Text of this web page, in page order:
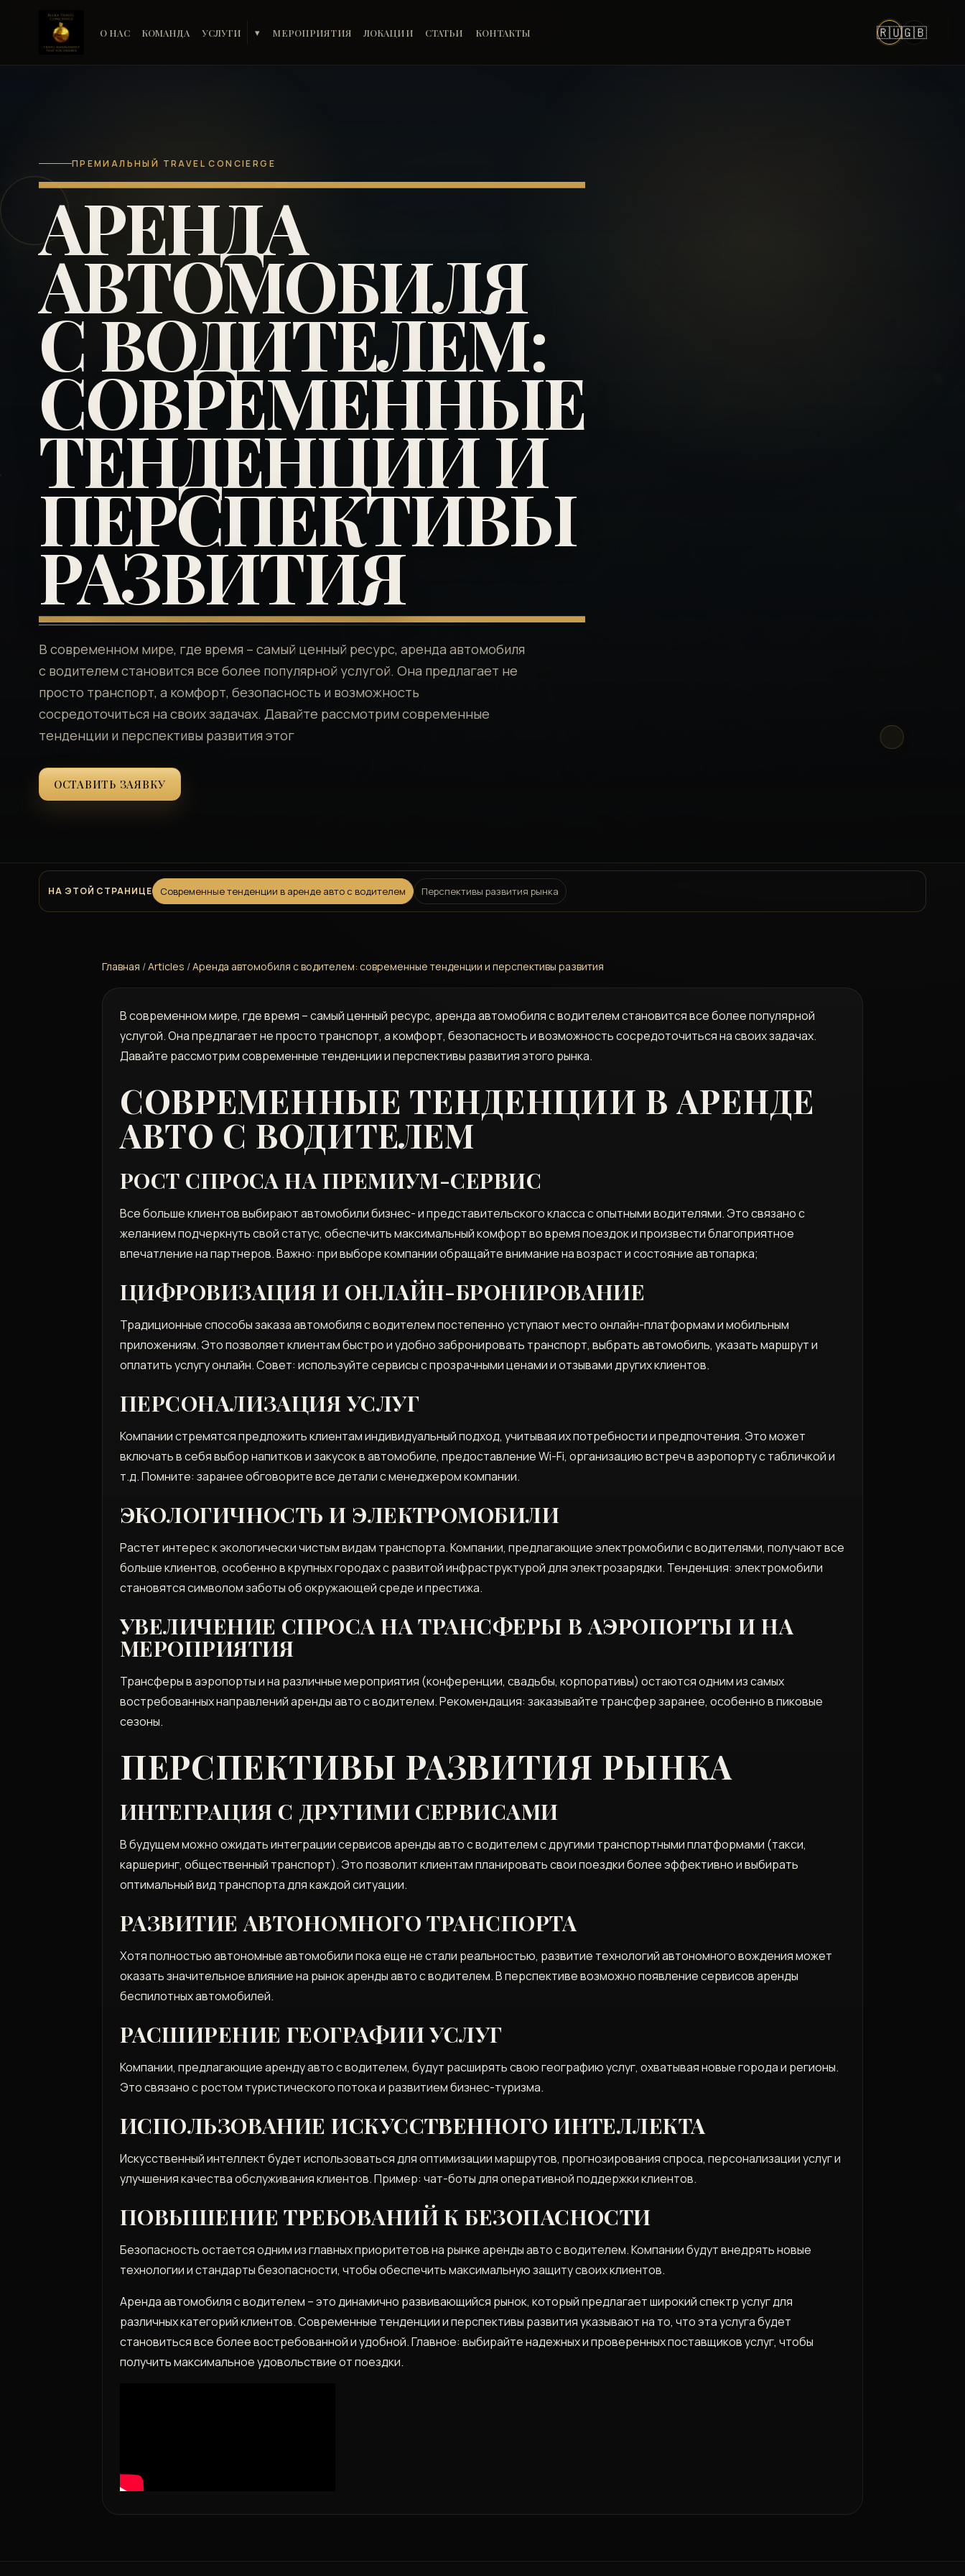
О НАС КОМАНДА УСЛУГИ ▾ МЕРОПРИЯТИЯ ЛОКАЦИИ СТАТЬИ КОНТАКТЫ 🇷🇺🇬🇧
ПРЕМИАЛЬНЫЙ TRAVEL CONCIERGE
АРЕНДА
АВТОМОБИЛЯ
С ВОДИТЕЛЕМ:
СОВРЕМЕННЫЕ
ТЕНДЕНЦИИ И
ПЕРСПЕКТИВЫ
РАЗВИТИЯ
В современном мире‚ где время – самый ценный ресурс‚ аренда автомобиля
с водителем становится все более популярной услугой. Она предлагает не
просто транспорт‚ а комфорт‚ безопасность и возможность
сосредоточиться на своих задачах. Давайте рассмотрим современные
тенденции и перспективы развития этог
ОСТАВИТЬ ЗАЯВКУ
НА ЭТОЙ СТРАНИЦЕ Современные тенденции в аренде авто с водителем Перспективы развития рынка
Главная /Articles /Аренда автомобиля с водителем: современные тенденции и перспективы развития
В современном мире‚ где время – самый ценный ресурс‚ аренда автомобиля с водителем становится все более популярной
услугой. Она предлагает не просто транспорт‚ а комфорт‚ безопасность и возможность сосредоточиться на своих задачах.
Давайте рассмотрим современные тенденции и перспективы развития этого рынка.
СОВРЕМЕННЫЕ ТЕНДЕНЦИИ В АРЕНДЕ
АВТО С ВОДИТЕЛЕМ
РОСТ СПРОСА НА ПРЕМИУМ-СЕРВИС
Все больше клиентов выбирают автомобили бизнес- и представительского класса с опытными водителями. Это связано с
желанием подчеркнуть свой статус‚ обеспечить максимальный комфорт во время поездок и произвести благоприятное
впечатление на партнеров. Важно: при выборе компании обращайте внимание на возраст и состояние автопарка;
ЦИФРОВИЗАЦИЯ И ОНЛАЙН-БРОНИРОВАНИЕ
Традиционные способы заказа автомобиля с водителем постепенно уступают место онлайн-платформам и мобильным
приложениям. Это позволяет клиентам быстро и удобно забронировать транспорт‚ выбрать автомобиль‚ указать маршрут и
оплатить услугу онлайн. Совет: используйте сервисы с прозрачными ценами и отзывами других клиентов.
ПЕРСОНАЛИЗАЦИЯ УСЛУГ
Компании стремятся предложить клиентам индивидуальный подход‚ учитывая их потребности и предпочтения. Это может
включать в себя выбор напитков и закусок в автомобиле‚ предоставление Wi-Fi‚ организацию встреч в аэропорту с табличкой и
т.д. Помните: заранее обговорите все детали с менеджером компании.
ЭКОЛОГИЧНОСТЬ И ЭЛЕКТРОМОБИЛИ
Растет интерес к экологически чистым видам транспорта. Компании‚ предлагающие электромобили с водителями‚ получают все
больше клиентов‚ особенно в крупных городах с развитой инфраструктурой для электрозарядки. Тенденция: электромобили
становятся символом заботы об окружающей среде и престижа.
УВЕЛИЧЕНИЕ СПРОСА НА ТРАНСФЕРЫ В АЭРОПОРТЫ И НА
МЕРОПРИЯТИЯ
Трансферы в аэропорты и на различные мероприятия (конференции‚ свадьбы‚ корпоративы) остаются одним из самых
востребованных направлений аренды авто с водителем. Рекомендация: заказывайте трансфер заранее‚ особенно в пиковые
сезоны.
ПЕРСПЕКТИВЫ РАЗВИТИЯ РЫНКА
ИНТЕГРАЦИЯ С ДРУГИМИ СЕРВИСАМИ
В будущем можно ожидать интеграции сервисов аренды авто с водителем с другими транспортными платформами (такси‚
каршеринг‚ общественный транспорт). Это позволит клиентам планировать свои поездки более эффективно и выбирать
оптимальный вид транспорта для каждой ситуации.
РАЗВИТИЕ АВТОНОМНОГО ТРАНСПОРТА
Хотя полностью автономные автомобили пока еще не стали реальностью‚ развитие технологий автономного вождения может
оказать значительное влияние на рынок аренды авто с водителем. В перспективе возможно появление сервисов аренды
беспилотных автомобилей.
РАСШИРЕНИЕ ГЕОГРАФИИ УСЛУГ
Компании‚ предлагающие аренду авто с водителем‚ будут расширять свою географию услуг‚ охватывая новые города и регионы.
Это связано с ростом туристического потока и развитием бизнес-туризма.
ИСПОЛЬЗОВАНИЕ ИСКУССТВЕННОГО ИНТЕЛЛЕКТА
Искусственный интеллект будет использоваться для оптимизации маршрутов‚ прогнозирования спроса‚ персонализации услуг и
улучшения качества обслуживания клиентов. Пример: чат-боты для оперативной поддержки клиентов.
ПОВЫШЕНИЕ ТРЕБОВАНИЙ К БЕЗОПАСНОСТИ
Безопасность остается одним из главных приоритетов на рынке аренды авто с водителем. Компании будут внедрять новые
технологии и стандарты безопасности‚ чтобы обеспечить максимальную защиту своих клиентов.
Аренда автомобиля с водителем – это динамично развивающийся рынок‚ который предлагает широкий спектр услуг для
различных категорий клиентов. Современные тенденции и перспективы развития указывают на то‚ что эта услуга будет
становиться все более востребованной и удобной. Главное: выбирайте надежных и проверенных поставщиков услуг‚ чтобы
получить максимальное удовольствие от поездки.